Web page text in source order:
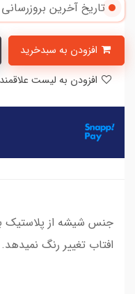
تاریخ آخرین
جنس شیشه از پلاستیک
افتاب تغییر رنگ نمیدهد.